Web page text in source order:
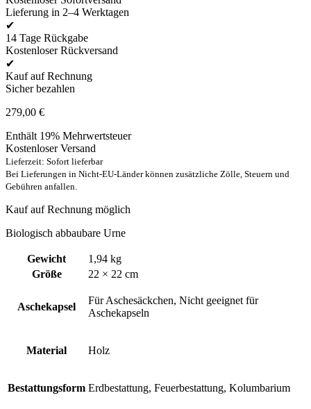
Lieferung in 2–4 Werktagen
✔
14 Tage Rückgabe
Kostenloser Rückversand
✔
Kauf auf Rechnung
Sicher bezahlen
279,00 €
Enthält 19% Mehrwertsteuer
Kostenloser Versand
Lieferzeit: Sofort lieferbar
Bei Lieferungen in Nicht-EU-Länder können zusätzliche Zölle, Steuern und
Gebühren anfallen.
Kauf auf Rechnung möglich
Biologisch abbaubare Urne
Gewicht
1,94 kg
Größe
22 × 22 cm
Aschekapsel
Für Aschesäckchen, Nicht geeignet für
Aschekapseln
Material Holz
Bestattungsform Erdbestattung, Feuerbestattung, Kolumbarium